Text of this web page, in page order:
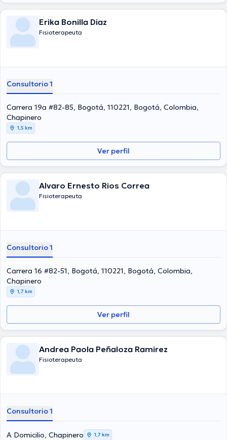
Erika Bonilla Diaz
Fisioterapeuta
Consultorio 1
Carrera 19a #82-85, Bogotá, 110221, Bogotá, Colombia,
Chapinero
1,5 km
Ver perfil
Alvaro Ernesto Rios Correa
Fisioterapeuta
Consultorio 1
Carrera 16 #82-51, Bogotá, 110221, Bogotá, Colombia,
Chapinero
1,7 km
Ver perfil
Andrea Paola Peñaloza Ramirez
Fisioterapeuta
Consultorio 1
A Domicilio, Chapinero 1,7 km